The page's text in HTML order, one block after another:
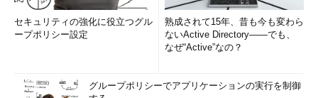
セキュリティの強化に役立つグル
ープポリシー設定
熟成されて15年、昔も今も変わら
ないActive Directory――でも、
なぜ“Active”なの？
グループポリシーでアプリケーションの実行を制御